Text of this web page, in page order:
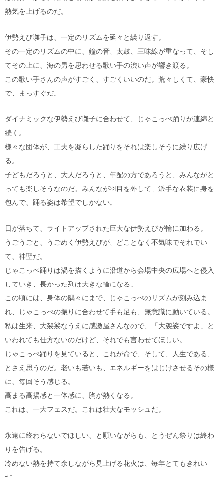
熱気を上げるのだ。
伊勢えび囃子は、一定のリズムを延々と繰り返す。
その一定のリズムの中に、鐘の音、太鼓、三味線が重なって、そし
てその上に、海の男を思わせる歌い手の渋い声が響き渡る。
この歌い手さんの声がすごく、すごくいいのだ。荒々しくて、豪快
で、まっすぐだ。
ダイナミックな伊勢えび囃子に合わせて、じゃこっぺ踊りが連綿と
続く。
様々な団体が、工夫を凝らした踊りをそれは楽しそうに繰り広げ
る。
子どもだろうと、大人だろうと、年配の方であろうと、みんながと
っても楽しそうなのだ。みんなが羽目を外して、派手な衣装に身を
包んで、踊る姿は希望でしかない。
日が落ちて、ライトアップされた巨大な伊勢えびが輪に加わる。
うごうごと、うごめく伊勢えびが、どことなく不気味でそれでい
て、神聖だ。
じゃこっぺ踊りは渦を描くように沿道から会場中央の広場へと侵入
していき、長かった列は大きな輪になる。
この頃には、身体の隅々にまで、じゃこっぺのリズムが刻み込ま
れ、じゃこっぺの振りに合わせて手も足も、無意識に動いている。
私は生来、大袈裟なうえに感激屋さんなので、「大袈裟ですよ」と
いわれても仕方ないのだけど、それでも言わせてほしい。
じゃこっぺ踊りを見ていると、これが命で、そして、人生である、
とさえ思うのだ。老いも若いも、エネルギーをはじけさせるその様
に、毎回そう感じる。
高まる高揚感と一体感に、胸が熱くなる。
これは、一大フェスだ。これは壮大なモッシュだ。
永遠に終わらないでほしい、と願いながらも、とうぜん祭りは終わ
りを告げる。
冷めない熱を持て余しながら見上げる花火は、毎年とてもきれい